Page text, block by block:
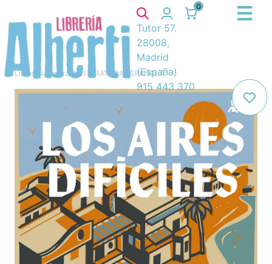
0
Tutor 57.
28008,
Madrid
(España)
915 443 370
Libros Narrativa/ 8. LITERATURA ESPAÑOLA/